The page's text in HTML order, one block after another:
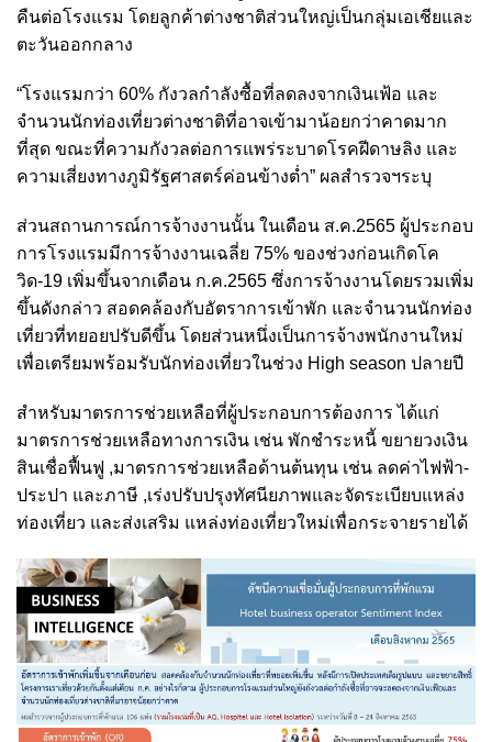
คืนต่อโรงแรม โดยลูกค้าต่างชาติส่วนใหญ่เป็นกลุ่มเอเชียและ
ตะวันออกกลาง
“โรงแรมกว่า 60% กังวลกำลังซื้อที่ลดลงจากเงินเฟ้อ และ
จำนวนนักท่องเที่ยวต่างชาติที่อาจเข้ามาน้อยกว่าคาดมาก
ที่สุด ขณะที่ความกังวลต่อการแพร่ระบาดโรคฝีดาษลิง และ
ความเสี่ยงทางภูมิรัฐศาสตร์ค่อนข้างต่ำ” ผลสำรวจฯระบุ
ส่วนสถานการณ์การจ้างงานนั้น ในเดือน ส.ค.2565 ผู้ประกอบ
การโรงแรมมีการจ้างงานเฉลี่ย 75% ของช่วงก่อนเกิดโค
วิด-19 เพิ่มขึ้นจากเดือน ก.ค.2565 ซึ่งการจ้างงานโดยรวมเพิ่ม
ขึ้นดังกล่าว สอดคล้องกับอัตราการเข้าพัก และจำนวนนักท่อง
เที่ยวที่ทยอยปรับดีขึ้น โดยส่วนหนึ่งเป็นการจ้างพนักงานใหม่
เพื่อเตรียมพร้อมรับนักท่องเที่ยวในช่วง High season ปลายปี
สำหรับมาตรการช่วยเหลือที่ผู้ประกอบการต้องการ ได้แก่
มาตรการช่วยเหลือทางการเงิน เช่น พักชำระหนี้ ขยายวงเงิน
สินเชื่อฟื้นฟู ,มาตรการช่วยเหลือด้านต้นทุน เช่น ลดค่าไฟฟ้า-
ประปา และภาษี ,เร่งปรับปรุงทัศนียภาพและจัดระเบียบแหล่ง
ท่องเที่ยว และส่งเสริม แหล่งท่องเที่ยวใหม่เพื่อกระจายรายได้